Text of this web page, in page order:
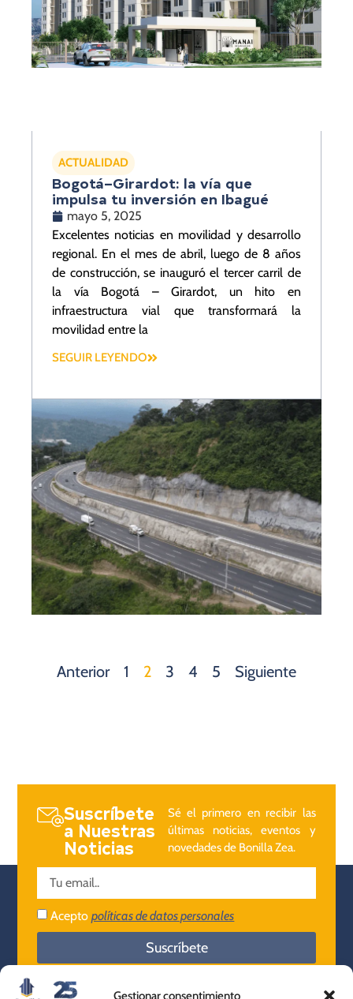
Gestionar consentimiento
ACTUALIDAD
Bogotá–Girardot: la vía que
impulsa tu inversión en Ibagué
mayo 5, 2025
Excelentes noticias en movilidad y desarrollo
regional. En el mes de abril, luego de 8 años
de construcción, se inauguró el tercer carril de
la vía Bogotá – Girardot, un hito en
infraestructura vial que transformará la
movilidad entre la
SEGUIR LEYENDO
Anterior 1 2 3 4 5 Siguiente
Suscríbete
a Nuestras
Noticias
Sé el primero en recibir las
últimas noticias, eventos y
novedades de Bonilla Zea.
Aceptopolíticas de datos personales
Suscríbete